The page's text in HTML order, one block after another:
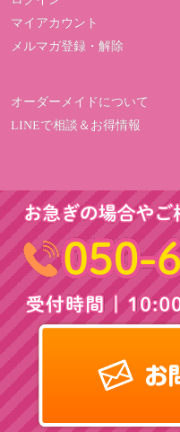
マイアカウント
メルマガ登録・解除
オーダーメイドについて
LINEで相談＆お得情報